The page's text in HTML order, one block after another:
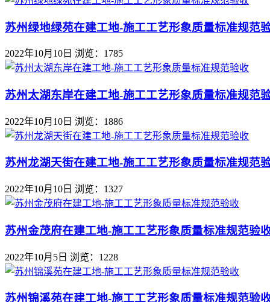
苏州绿地绿苑在建工地-施工工艺形象质量标准规范
2022年10月10日 浏览：1785
苏州太湖东岸在建工地-施工工艺形象质量标准规范
2022年10月10日 浏览：1886
苏州龙湖天街在建工地-施工工艺形象质量标准规范
2022年10月10日 浏览：1327
苏州金茂府在建工地-施工工艺形象质量标准规范验
2022年10月5日 浏览：1228
苏州锦溪苑在建工地-施工工艺形象质量标准规范验